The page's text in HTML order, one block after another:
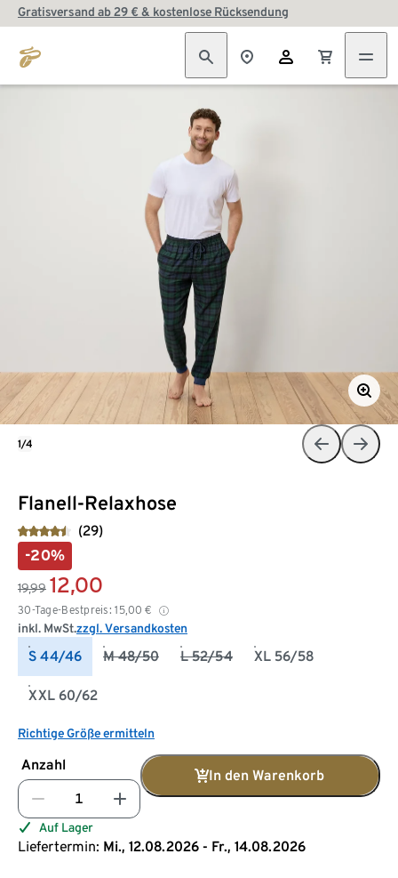
Gratisversand ab 29 € & kostenlose Rücksendung
Flanell-Relaxhose
(29)
-20%
19,99 12,00
30-Tage-Bestpreis: 15,00 €
inkl. MwSt.zzgl. Versandkosten
S 44/46 M 48/50 L 52/54 XL 56/58
XXL 60/62
Richtige Größe ermitteln
Anzahl
In den Warenkorb
Auf Lager
Liefertermin: Mi., 12.08.2026 - Fr., 14.08.2026
1/4